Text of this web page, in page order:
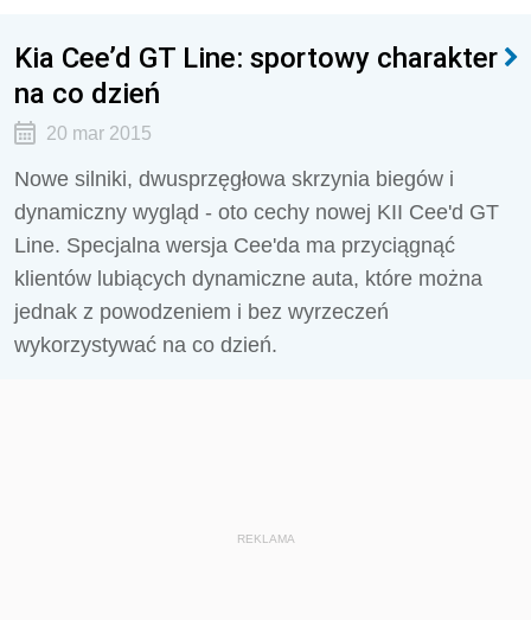
Kia Cee’d GT Line: sportowy charakter
na co dzień
20 mar 2015
Nowe silniki, dwusprzęgłowa skrzynia biegów i
dynamiczny wygląd - oto cechy nowej KII Cee'd GT
Line. Specjalna wersja Cee'da ma przyciągnąć
klientów lubiących dynamiczne auta, które można
jednak z powodzeniem i bez wyrzeczeń
wykorzystywać na co dzień.
REKLAMA